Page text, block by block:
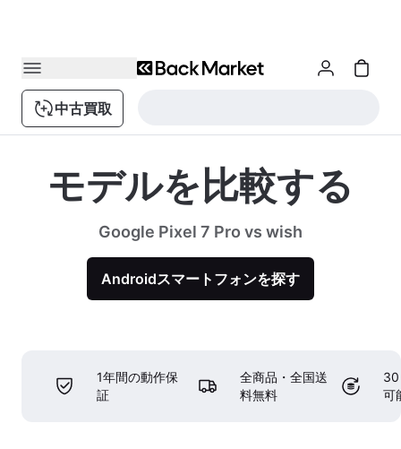
中古買取
モデルを比較する
Google Pixel 7 Pro vs wish
Androidスマートフォンを探す
1年間の動作保
証
全商品・全国送
料無料
30
可